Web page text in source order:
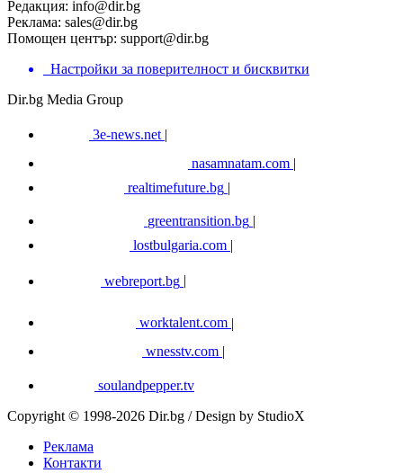
Редакция: info@dir.bg
Реклама: sales@dir.bg
Помощен център: support@dir.bg
Настройки за поверителност и бисквитки
Dir.bg Media Group
3e-news.net |
nasamnatam.com |
realtimefuture.bg |
greentransition.bg |
lostbulgaria.com |
webreport.bg
worktalent.com |
wnesstv.com |
soulandpepper.tv
Copyright © 1998-2026 Dir.bg / Design by StudioX
Реклама
Контакти